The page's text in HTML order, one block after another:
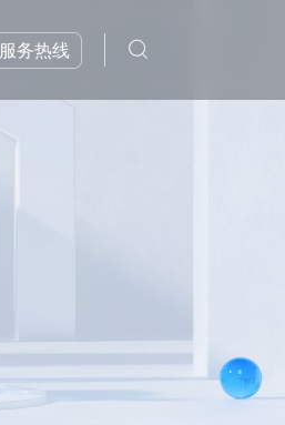
服务热线 